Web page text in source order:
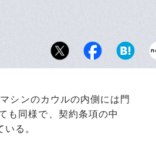
シンのカウルの内側には門
も同様で、契約条項の中
る。